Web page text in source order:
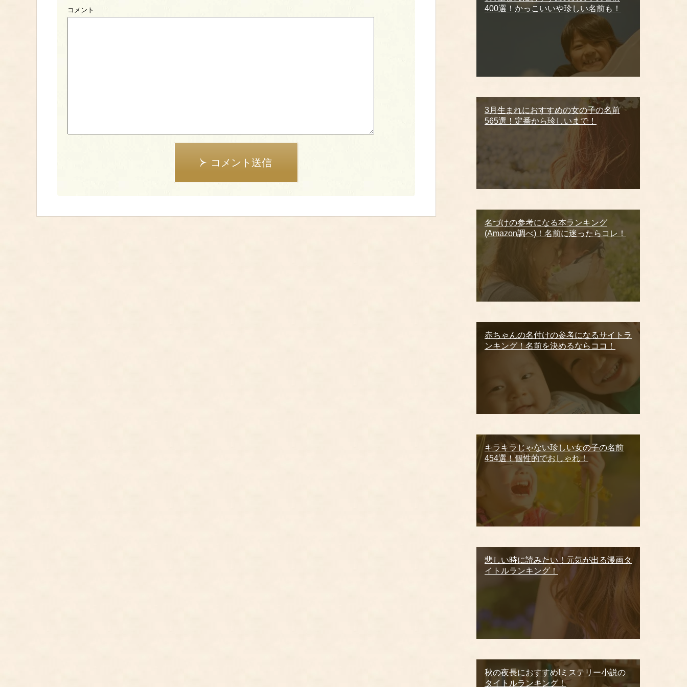
コメント
コメント送信
400選！かっこいいや珍しい名前も！
3月生まれにおすすめの女の子の名前
565選！定番から珍しいまで！
名づけの参考になる本ランキング
(Amazon調べ)！名前に迷ったらコレ！
赤ちゃんの名付けの参考になるサイトラ
ンキング！名前を決めるならココ！
キラキラじゃない珍しい女の子の名前
454選！個性的でおしゃれ！
悲しい時に読みたい！元気が出る漫画タ
イトルランキング！
秋の夜長におすすめ!ミステリー小説の
タイトルランキング！